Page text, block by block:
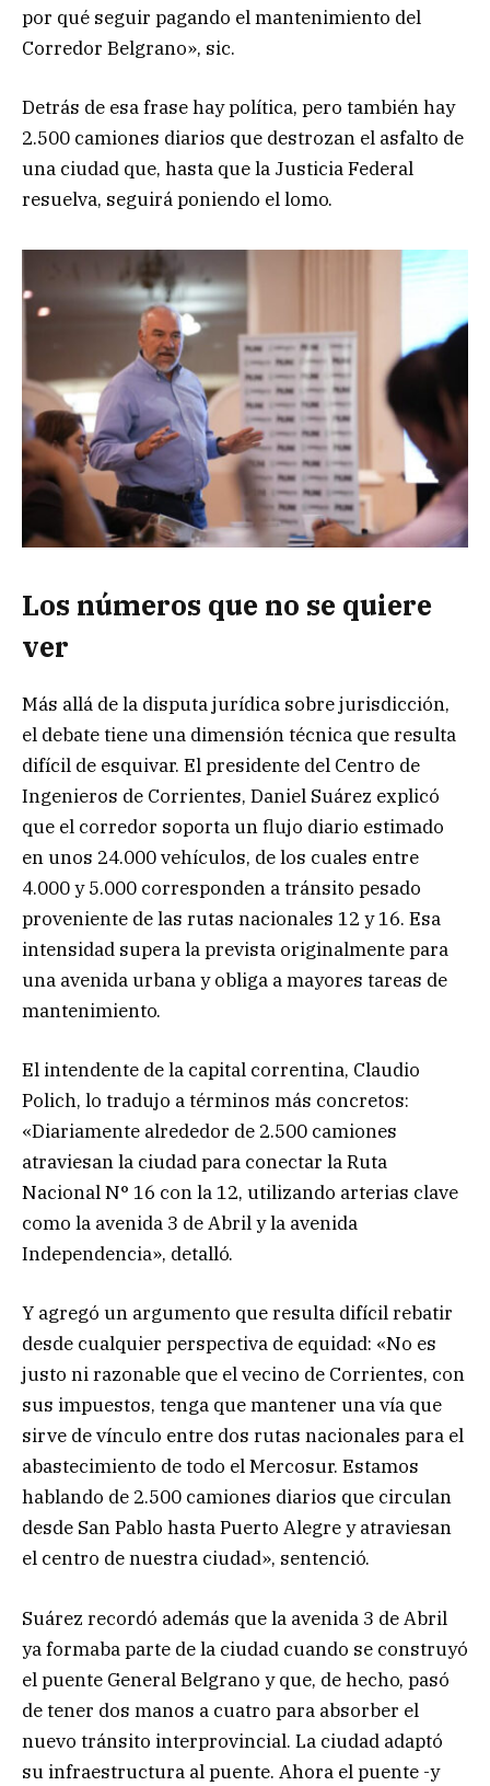
por qué seguir pagando el mantenimiento del
Corredor Belgrano», sic.
Detrás de esa frase hay política, pero también hay
2.500 camiones diarios que destrozan el asfalto de
una ciudad que, hasta que la Justicia Federal
resuelva, seguirá poniendo el lomo.
Los números que no se quiere
ver
Más allá de la disputa jurídica sobre jurisdicción,
el debate tiene una dimensión técnica que resulta
difícil de esquivar. El presidente del Centro de
Ingenieros de Corrientes, Daniel Suárez explicó
que el corredor soporta un flujo diario estimado
en unos 24.000 vehículos, de los cuales entre
4.000 y 5.000 corresponden a tránsito pesado
proveniente de las rutas nacionales 12 y 16. Esa
intensidad supera la prevista originalmente para
una avenida urbana y obliga a mayores tareas de
mantenimiento.
El intendente de la capital correntina, Claudio
Polich, lo tradujo a términos más concretos:
«Diariamente alrededor de 2.500 camiones
atraviesan la ciudad para conectar la Ruta
Nacional N° 16 con la 12, utilizando arterias clave
como la avenida 3 de Abril y la avenida
Independencia», detalló.
Y agregó un argumento que resulta difícil rebatir
desde cualquier perspectiva de equidad: «No es
justo ni razonable que el vecino de Corrientes, con
sus impuestos, tenga que mantener una vía que
sirve de vínculo entre dos rutas nacionales para el
abastecimiento de todo el Mercosur. Estamos
hablando de 2.500 camiones diarios que circulan
desde San Pablo hasta Puerto Alegre y atraviesan
el centro de nuestra ciudad», sentenció.
Suárez recordó además que la avenida 3 de Abril
ya formaba parte de la ciudad cuando se construyó
el puente General Belgrano y que, de hecho, pasó
de tener dos manos a cuatro para absorber el
nuevo tránsito interprovincial. La ciudad adaptó
su infraestructura al puente. Ahora el puente -y